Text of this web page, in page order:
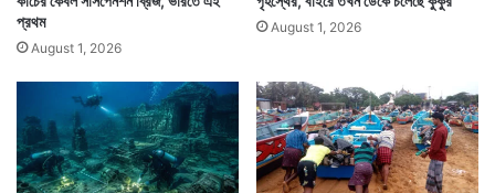
প্রশাসন। এভাবে তাদের মধ্যের অপরাধ প্রবণতা কমানোর চেষ্টা
করা হচ্ছে। তাদের জীবনের মূল পথে নিয়ে আসার এও এক অভিনব
উদ্যোগ। — সংবাদ সংস্থার সাহায্য নিয়ে লেখা
প্রথম
August 1, 2026
August 1, 2026